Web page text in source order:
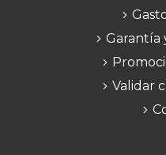
Garantía
Validar